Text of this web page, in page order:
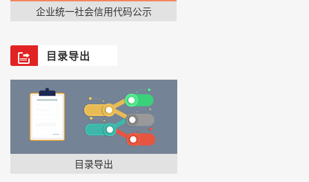
企业统一社会信用代码公示
目录导出
目录导出